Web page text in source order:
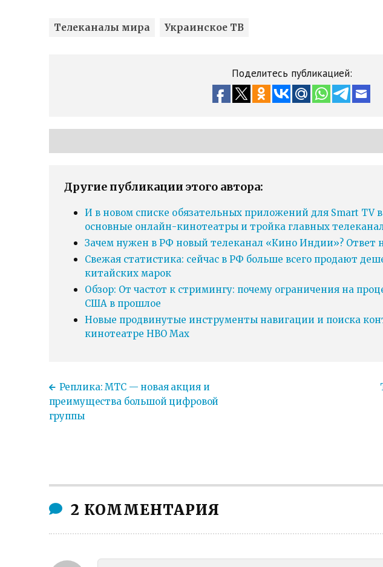
Телеканалы мира Украинское ТВ
Поделитесь публикацией:
Другие публикации этого автора:
И в новом списке обязательных приложений для Smart TV
основные онлайн-кинотеатры и тройка главных
Зачем нужен в РФ новый телеканал «Кино Индии»? Ответ
Свежая статистика: сейчас в РФ больше всего продают
китайских марок
Обзор: От частот к стримингу: почему ограничения на
США в прошлое
Новые продвинутые инструменты навигации и поиска
кинотеатре HBO Max
Реплика: МТС — новая акция и
преимущества большой цифровой
группы
2 КОММЕНТАРИЯ